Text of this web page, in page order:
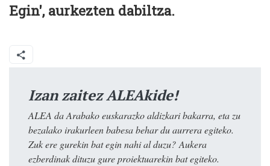
Egin', aurkezten dabiltza.
Izan zaitez ALEAkide!
ALEA da Arabako euskarazko aldizkari bakarra, eta zu
bezalako irakurleen babesa behar du aurrera egiteko.
Zuk ere gurekin bat egin nahi al duzu? Aukera
ezberdinak dituzu gure proiektuarekin bat egiteko.